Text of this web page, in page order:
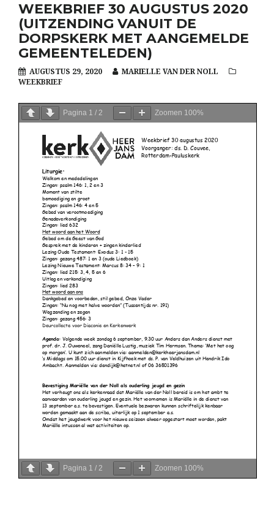
WEEKBRIEF 30 AUGUSTUS 2020
(UITZENDING VANUIT DE
DORPSKERK MET AANGEMELDE
GEMEENTELEDEN)
AUGUSTUS 29, 2020
MARIELLE VAN DER NOLL
WEEKBRIEF
Pagina 1 / 2 Zoomen 100%
Pagina 1 / 2 Zoomen 100%